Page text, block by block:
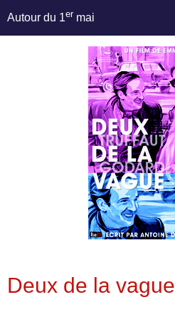
Autour du 1er mai
Deux de la vague